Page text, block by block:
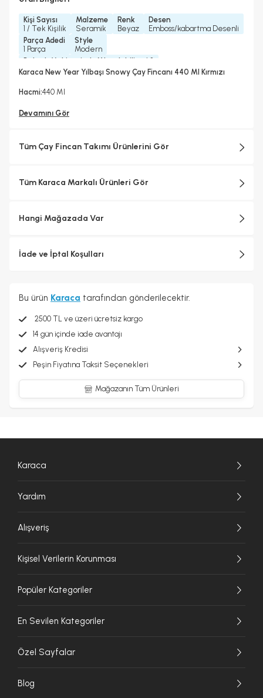
Kişi Sayısı
1 / Tek Kişilik
Malzeme
Seramik
Renk
Beyaz
Desen
Emboss/kabartma Desenli
Parça Adedi
1 Parça
Style
Modern
Bulaşık Makinesinde Yıkanılabilir mi ?
Bulaşık Makinesinde Yıkanılabilir
Hayır
Karaca New Year Yılbaşı Snowy Çay Fincanı 440 Ml Kırmızı
Hacmi:440 Ml
Devamını Gör
Tüm Çay Fincan Takımı Ürünlerini Gör
Tüm Karaca Markalı Ürünleri Gör
Hangi Mağazada Var
İade ve İptal Koşulları
Bu ürün Karaca tarafından gönderilecektir.
2500 TL ve üzeri ücretsiz kargo
14 gün içinde iade avantajı
Alışveriş Kredisi
Peşin Fiyatına Taksit Seçenekleri
Mağazanın Tüm Ürünleri
Karaca
Yardım
Alışveriş
Kişisel Verilerin Korunması
Popüler Kategoriler
En Sevilen Kategoriler
Özel Sayfalar
Blog